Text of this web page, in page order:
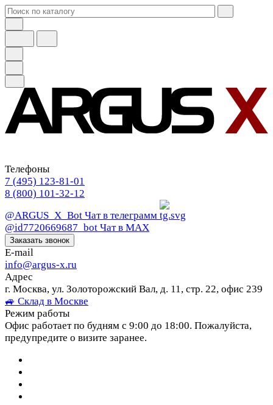
Телефоны
7 (495) 123-81-01
8 (800) 101-32-12
@ARGUS_X_Bot Чат в телеграмм
@id7720669687_bot Чат в МАХ
Заказать звонок
E-mail
info@argus-x.ru
Адрес
г. Москва, ул. Золоторожский Вал, д. 11, стр. 22, офис 239
🚙 Склад в Москве
Режим работы
Офис работает по будням с 9:00 до 18:00. Пожалуйста,
предупредите о визите заранее.